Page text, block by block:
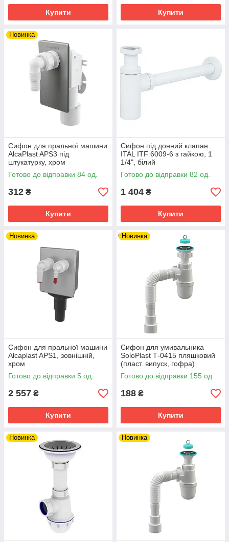
Купити Купити
Новинка
Сифон для пральної машини
AlcaPlast APS3 під
штукатурку, хром
Готово до відправки 84 од.
312 ₴
Купити
Сифон під донний клапан
ITAL ITF 6009-6 з гайкою, 1
1/4", білий
Готово до відправки 82 од.
1 404 ₴
Купити
Новинка
Сифон для пральної машини
Alcaplast APS1, зовнішній,
хром
Готово до відправки 5 од.
2 557 ₴
Купити
Новинка
Сифон для умивальника
SoloPlast Т-0415 пляшковий
(пласт. випуск, гофра)
Готово до відправки 155 од.
188 ₴
Купити
Новинка Новинка